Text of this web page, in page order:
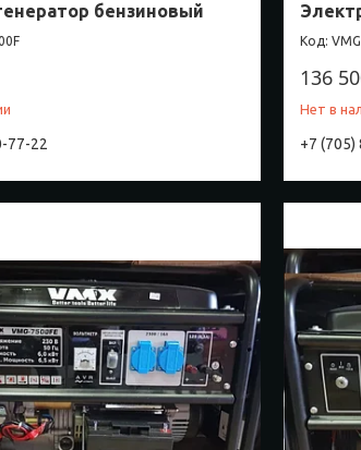
бензиновый
77-22
136
Нет в
+7